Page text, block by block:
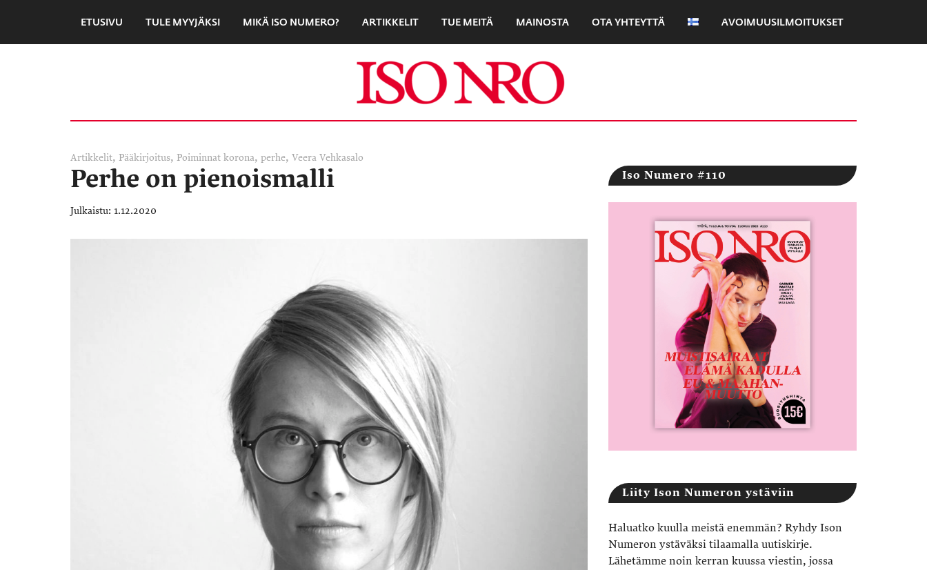
ETUSIVU TULE MYYJÄKSI MIKÄ ISO NUMERO? ARTIKKELIT TUE MEITÄ MAINOSTA OTA YHTEYTTÄ AVOIMUUSILMOITUKSET
Artikkelit, Pääkirjoitus, Poiminnat korona, perhe, Veera Vehkasalo
Perhe on pienoismalli
1.12.2020
Iso Numero #110
Liity Ison Numeron ystäviin
Haluatko kuulla meistä enemmän? Ryhdy Ison
Numeron ystäväksi tilaamalla uutiskirje.
Lähetämme noin kerran kuussa viestin, jossa